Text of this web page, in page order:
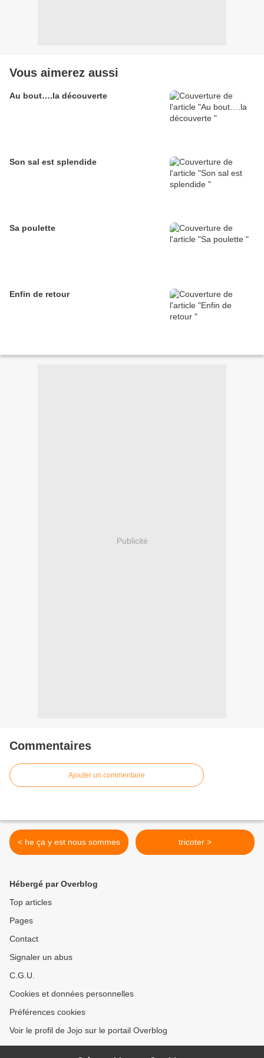
Vous aimerez aussi
Au bout….la découverte
Son sal est splendide
Sa poulette
Enfin de retour
Publicité
Commentaires
Ajouter un commentaire
< he ça y est nous sommes tricoter >
Hébergé par Overblog
Top articles
Pages
Contact
Signaler un abus
C.G.U.
Cookies et données personnelles
Préférences cookies
Voir le profil de Jojo sur le portail Overblog